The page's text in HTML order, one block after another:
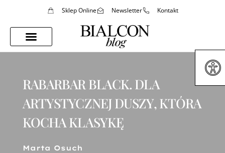
Sklep Online Newsletter Kontakt
RABARBAR BLACK. DLA
ARTYSTYCZNEJ DUSZY, KTÓRA
KOCHA KLASYKĘ
Marta Osuch